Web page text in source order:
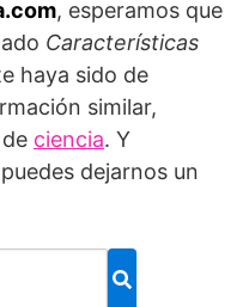
, esperamos que
Características
haya sido de
similar,
ciencia. Y
dejarnos un